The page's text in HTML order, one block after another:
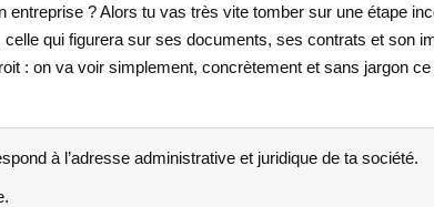
? Alors tu vas très vite tomber sur une étape
qui figurera sur ses documents, ses contrats et son
: on va voir simplement, concrètement et sans jargon
à l’adresse administrative et juridique de ta société.